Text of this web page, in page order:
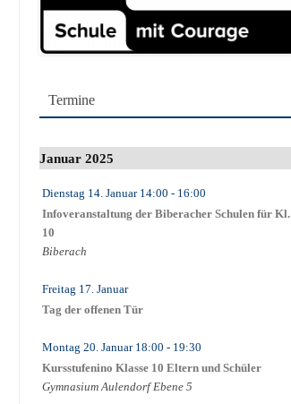
Termine
Januar 2025
Dienstag 14. Januar14:00 - 16:00
Infoveranstaltung der Biberacher Schulen für Kl.
10
Biberach
Freitag 17. Januar
Tag der offenen Tür
Montag 20. Januar18:00 - 19:30
Kursstufenino Klasse 10 Eltern und Schüler
Gymnasium Aulendorf Ebene 5